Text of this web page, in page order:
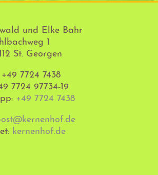
und Elke Bähr
1
St. Georgen
+49 7724 7438
7724 97734-19
+49 7724 7438
kernenhof.de